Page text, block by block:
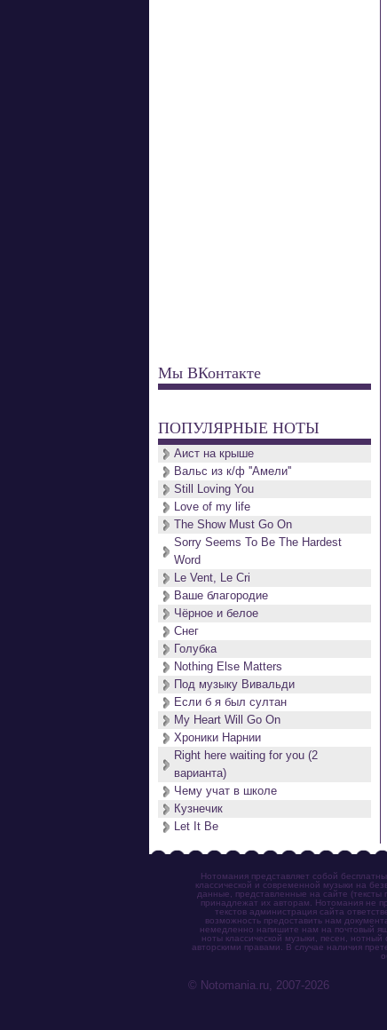
Мы ВКонтакте
ПОПУЛЯРНЫЕ НОТЫ
Аист на крыше
Вальс из к/ф ''Амели''
Still Loving You
Love of my life
The Show Must Go On
Sorry Seems To Be The Hardest
Word
Le Vent, Le Cri
Ваше благородие
Чёрное и белое
Снег
Голубка
Nothing Else Matters
Под музыку Вивальди
Если б я был султан
My Heart Will Go On
Хроники Нарнии
Right here waiting for you (2
варианта)
Чему учат в школе
Кузнечик
Let It Be
Нотомания представляет собой
классической и современной музыки на
данные, представленные на сайте (тексты
принадлежат их авторам. Нотомания не
текстов администрация сайта
возможность предоставить нам
немедленно напишите нам на почтовый
ноты классической музыки, песен,
авторскими правами. В случае наличия
© Notomania.ru, 2007-2026